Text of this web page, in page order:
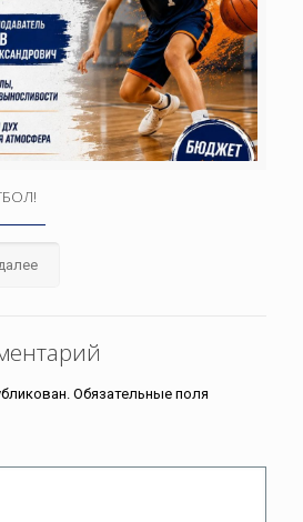
Обязательные поля